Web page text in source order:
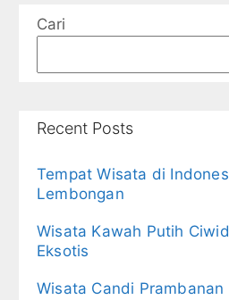
Cari
Recent Posts
Tempat Wisata di
Lembongan
Wisata Kawah Putih
Eksotis
Wisata Candi Prambanan